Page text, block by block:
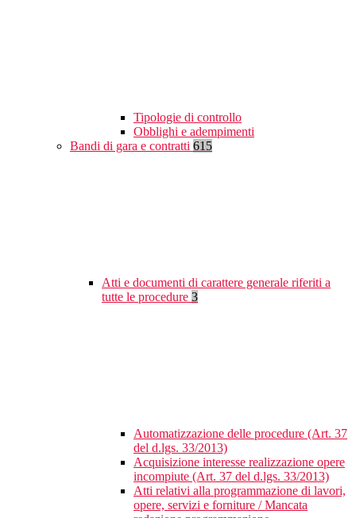
Tipologie di controllo
Obblighi e adempimenti
Bandi di gara e contratti 615
Atti e documenti di carattere generale riferiti a
tutte le procedure 3
Automatizzazione delle procedure (Art. 37
del d.lgs. 33/2013)
Acquisizione interesse realizzazione opere
incompiute (Art. 37 del d.lgs. 33/2013)
Atti relativi alla programmazione di lavori,
opere, servizi e forniture / Mancata